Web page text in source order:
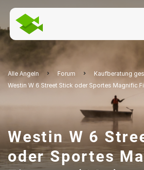
Alle Angeln Forum
Kaufberatung
Westin W 6 Street Stick oder Sportes Magnific
Westin W 6
oder Sportes